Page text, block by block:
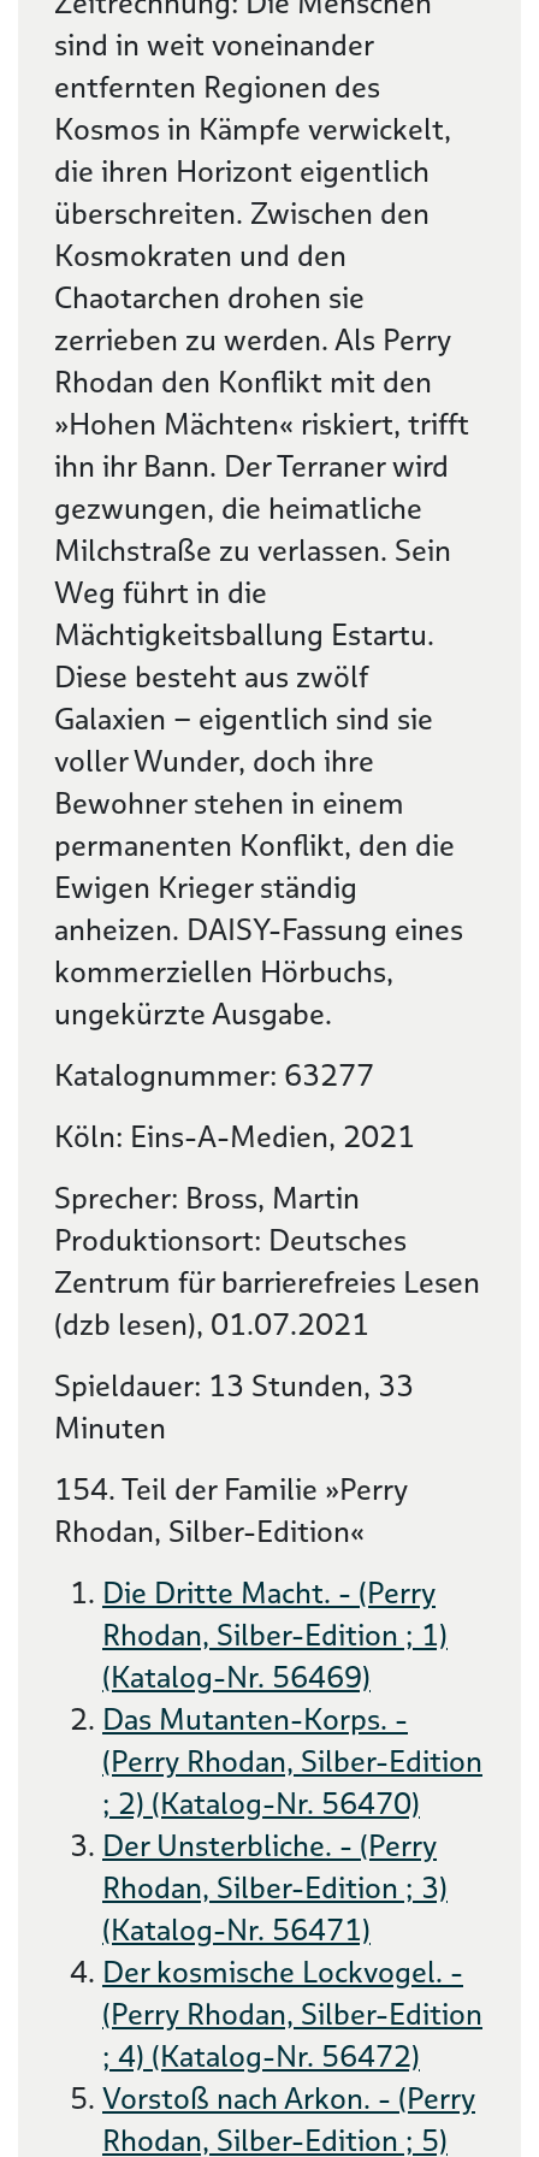
sind in weit voneinander
entfernten Regionen des
Kosmos in Kämpfe verwickelt,
die ihren Horizont eigentlich
überschreiten. Zwischen den
Kosmokraten und den
Chaotarchen drohen sie
zerrieben zu werden. Als Perry
Rhodan den Konflikt mit den
»Hohen Mächten« riskiert, trifft
ihn ihr Bann. Der Terraner wird
gezwungen, die heimatliche
Milchstraße zu verlassen. Sein
Weg führt in die
Mächtigkeitsballung Estartu.
Diese besteht aus zwölf
Galaxien – eigentlich sind sie
voller Wunder, doch ihre
Bewohner stehen in einem
permanenten Konflikt, den die
Ewigen Krieger ständig
anheizen. DAISY-Fassung eines
kommerziellen Hörbuchs,
ungekürzte Ausgabe.
Katalognummer: 63277
Köln: Eins-A-Medien, 2021
Sprecher: Bross, Martin
Produktionsort: Deutsches
Zentrum für barrierefreies Lesen
(dzb lesen), 01.07.2021
Spieldauer: 13 Stunden, 33
Minuten
154. Teil der Familie »Perry
Rhodan, Silber-Edition«
Die Dritte Macht. - (Perry
Rhodan, Silber-Edition ; 1)
(Katalog-Nr. 56469)
Das Mutanten-Korps. -
(Perry Rhodan, Silber-Edition
; 2) (Katalog-Nr. 56470)
Der Unsterbliche. - (Perry
Rhodan, Silber-Edition ; 3)
(Katalog-Nr. 56471)
Der kosmische Lockvogel. -
(Perry Rhodan, Silber-Edition
; 4) (Katalog-Nr. 56472)
Vorstoß nach Arkon. - (Perry
Rhodan, Silber-Edition ; 5)